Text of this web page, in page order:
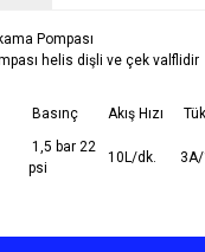
Pompası
helis dişli ve çek valflidir
Basınç Akış Hızı
1,5 bar 22
psi
10L/dk.